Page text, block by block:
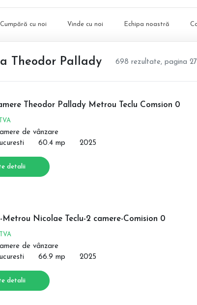
Cumpără cu noi Vinde cu noi Echipa noastră
698 rezultate, pagina
Theodor Pallady
Theodor Pallady Metrou Teclu Comsion 0
de vânzare
60.4 mp 2025
detalii
Metrou Nicolae Teclu-2 camere-Comision 0
de vânzare
66.9 mp 2025
detalii